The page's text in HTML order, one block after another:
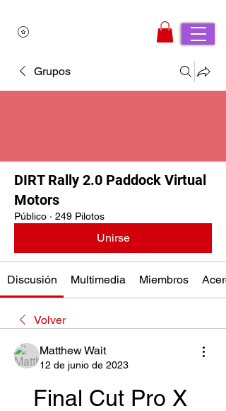
Grupos
DIRT Rally 2.0 Paddock Virtual
Motors
Público · 249 Pilotos
Unirse
Discusión Multimedia Miembros
Volver
Matthew Wait
12 de junio de 2023
Final Cut Pro X